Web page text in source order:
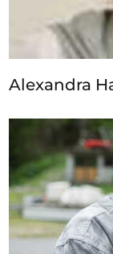
Alexandra